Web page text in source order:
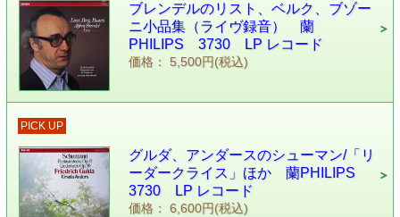
ブレンデルのリスト、ベルク、ブゾー
ニ小品集（ライヴ録音） 蘭
PHILIPS 3730 LP レコード
価格： 5,500円(税込)
PICK UP
グルダ、アンダースのシューマン/「リ
ーダークライス」ほか 蘭PHILIPS
3730 LP レコード
価格： 6,600円(税込)